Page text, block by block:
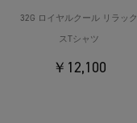
32G ロイヤルクール リラック
スTシャツ
￥12,100